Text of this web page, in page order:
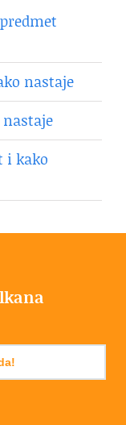
nastaje
nastaje
i kako